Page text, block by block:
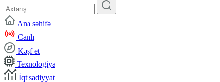
Ana səhifə
Canlı
Kəşf et
Texnologiya
İqtisadiyyat